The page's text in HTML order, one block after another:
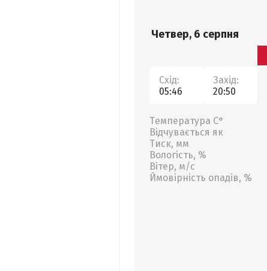
Четвер, 6 серпня
Схід:
05:46
Захід:
20:50
Температура С°
Відчувається як
Тиск, мм
Вологість, %
Вітер, м/с
Ймовірність опадів, %